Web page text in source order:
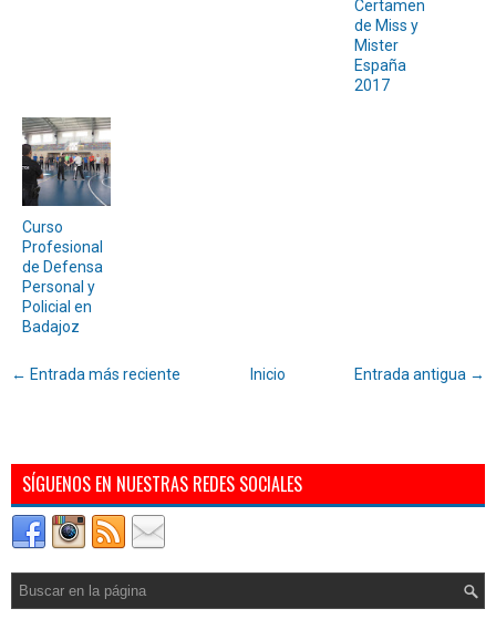
Certamen
de Miss y
Mister
España
2017
Curso
Profesional
de Defensa
Personal y
Policial en
Badajoz
← Entrada más reciente Entrada antigua →
Inicio
SÍGUENOS EN NUESTRAS REDES SOCIALES